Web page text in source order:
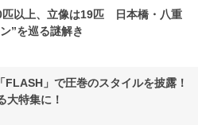
匹以上、立像は19匹 日本橋・八重
”を巡る謎解き
FLASH」で圧巻のスタイルを披露！
大特集に！